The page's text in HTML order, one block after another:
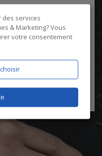
protection des données
des services
& Marketing? Vous
votre consentement